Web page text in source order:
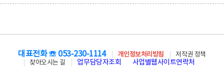
대표전화 ☏ 053-230-1114 개인정보처리방침
저작권 정책
찾아오시는 길
업무담당자조회 사업별웹사이트연락처